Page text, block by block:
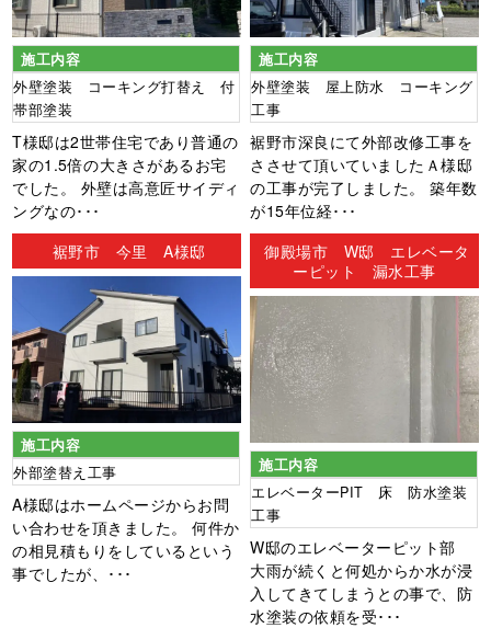
施工内容
外壁塗装 コーキング打替え 付
帯部塗装
T様邸は2世帯住宅であり普通の
家の1.5倍の大きさがあるお宅
でした。 外壁は高意匠サイディ
ングなの･･･
施工内容
外壁塗装 屋上防水 コーキング
工事
裾野市深良にて外部改修工事を
ささせて頂いていましたＡ様邸
の工事が完了しました。 築年数
が15年位経･･･
裾野市 今里 A様邸
施工内容
外部塗替え工事
A様邸はホームページからお問
い合わせを頂きました。 何件か
の相見積もりをしているという
事でしたが、･･･
御殿場市 W邸 エレベータ
ーピット 漏水工事
施工内容
エレベーターPIT 床 防水塗装
工事
W邸のエレベーターピット部
大雨が続くと何処からか水が浸
入してきてしまうとの事で、防
水塗装の依頼を受･･･